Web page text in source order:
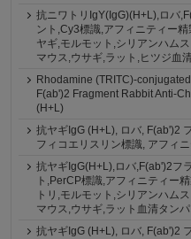
抗ニワトリIgY(IgG)(H+L),ロバ
ント,Cy3標識,アフィニティー
ヤギ,モルモット,シリアンハム
マウス,ウサギ,ラット,ヒツジ血
Rhodamine (TRITC)-
F(ab')2 Fragment Rabbit Anti-
(H+L)
抗ヤギIgG (H+L), ロバ, F(ab')2
フィコエリスリン標識, アフィ
抗ヤギIgG(H+L),ロバ,F(ab')2フ
ト,PerCP標識,アフィニティー
トリ,モルモット,シリアンハム
マウス,ウサギ,ラット血清タン
抗ヤギIgG (H+L), ロバ, F(ab')2